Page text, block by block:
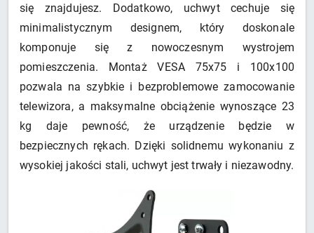
się znajdujesz. Dodatkowo, uchwyt cechuje się
minimalistycznym designem, który doskonale
komponuje się z nowoczesnym wystrojem
pomieszczenia. Montaż VESA 75x75 i 100x100
pozwala na szybkie i bezproblemowe zamocowanie
telewizora, a maksymalne obciążenie wynoszące 23
kg daje pewność, że urządzenie będzie w
bezpiecznych rękach. Dzięki solidnemu wykonaniu z
wysokiej jakości stali, uchwyt jest trwały i niezawodny.